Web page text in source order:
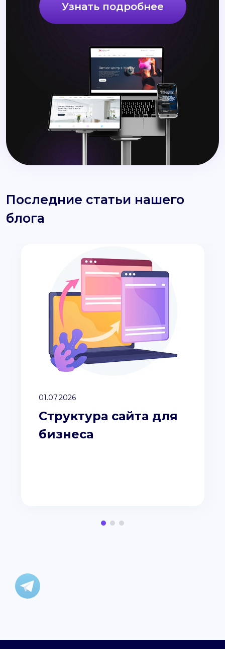
Узнать подробнее
Последние статьи нашего
блога
01.07.2026
Структура сайта для
бизнеса